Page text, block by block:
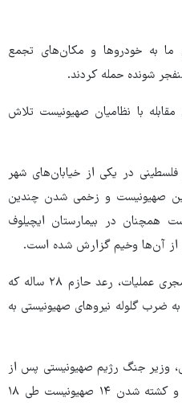
ما به خودروها و مکان‌های تجمع
شونده حمله کردند.
با نظامیان صهیونیست تلاش
در یکی از خیابان‌های شهر
صهیونیست و زخمی شدن چندین
همچنان در بیمارستان ایچیلوف
از آن‌ها وخیم گزارش شده است.
پس از ۸.۵ ساعت تعقیب و گریز مجری عملیات، رعد حازم ۲۸ ساله که
ضرب گلوله نیروهای صهیونیستی به
وزیر جنگ رژیم صهیونیستی پس از
چهار عملیات استشهادی در تل آویو و کشته شدن ۱۴ صهیونیست طی ۱۸